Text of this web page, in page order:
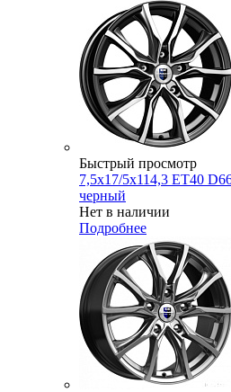
Быстрый просмотр
7,5x17/5x114,3 ET40
черный
Нет в наличии
Подробнее